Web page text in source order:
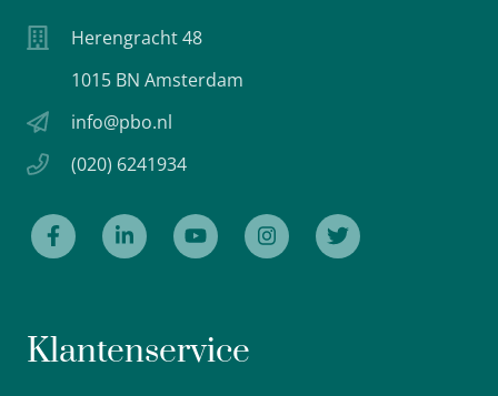
Herengracht 48
1015 BN Amsterdam
info@pbo.nl
(020) 6241934
Klantenservice